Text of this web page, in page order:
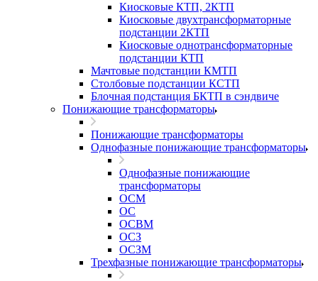
Киосковые КТП, 2КТП
Киосковые двухтрансформаторные
подстанции 2КТП
Киосковые однотрансформаторные
подстанции КТП
Мачтовые подстанции КМТП
Столбовые подстанции КСТП
Блочная подстанция БКТП в сэндвиче
Понижающие трансформаторы
Понижающие трансформаторы
Однофазные понижающие трансформаторы
Однофазные понижающие
трансформаторы
ОСМ
ОС
ОСВМ
ОСЗ
ОСЗМ
Трехфазные понижающие трансформаторы